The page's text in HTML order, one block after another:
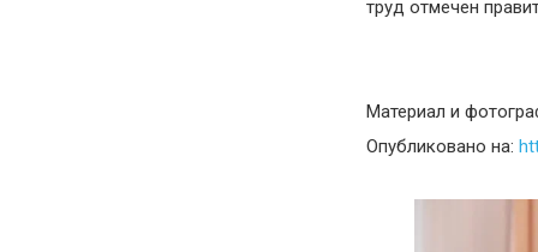
труд отмечен
Материал и
Опубликовано на: